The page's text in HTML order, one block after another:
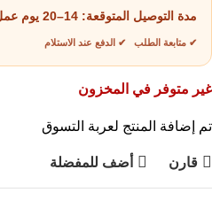
مدة التوصيل المتوقعة: 14–20 يوم عمل
✔ متابعة الطلب ✔ الدفع عند الاستلام
غير متوفر في المخزون
تم إضافة المنتج لعربة التسوق
قارن أضف للمفضلة